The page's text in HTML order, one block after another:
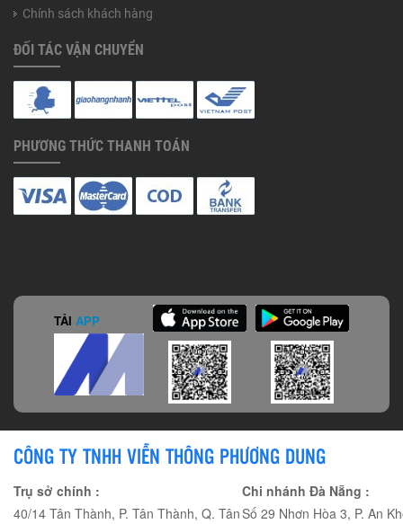
Chính sách khách hàng
ĐỐI TÁC VẬN CHUYỂN
PHƯƠNG THỨC THANH TOÁN
TẢI APP
CÔNG TY TNHH VIỄN THÔNG PHƯƠNG DUNG
Trụ sở chính :
40/14 Tân Thành, P. Tân Thành, Q. Tân
Chi nhánh Đà Nẵng :
Số 29 Nhơn Hòa 3, P. An